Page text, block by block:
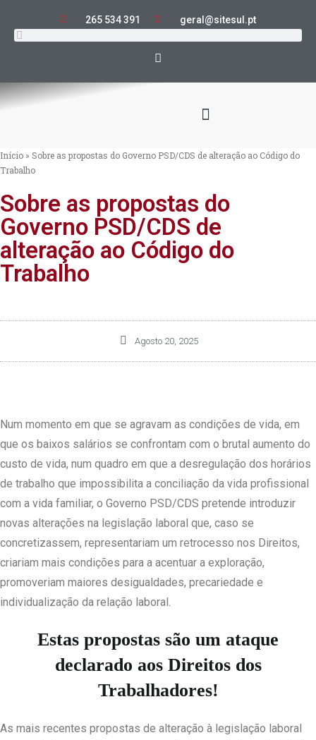
265 534 391 geral@sitesul.pt
Início » Sobre as propostas do Governo PSD/CDS de alteração ao Código do
Trabalho
Sobre as propostas do
Governo PSD/CDS de
alteração ao Código do
Trabalho
Agosto 20, 2025
Num momento em que se agravam as condições de vida, em
que os baixos salários se confrontam com o brutal aumento do
custo de vida, num quadro em que a desregulação dos horários
de trabalho que impossibilita a conciliação da vida profissional
com a vida familiar, o Governo PSD/CDS pretende introduzir
novas alterações na legislação laboral que, caso se
concretizassem, representariam um retrocesso nos Direitos,
criariam mais condições para a acentuar a exploração,
promoveriam maiores desigualdades, precariedade e
individualização da relação laboral.
Estas propostas são um ataque
declarado aos Direitos dos
Trabalhadores!
As mais recentes propostas de alteração à legislação laboral